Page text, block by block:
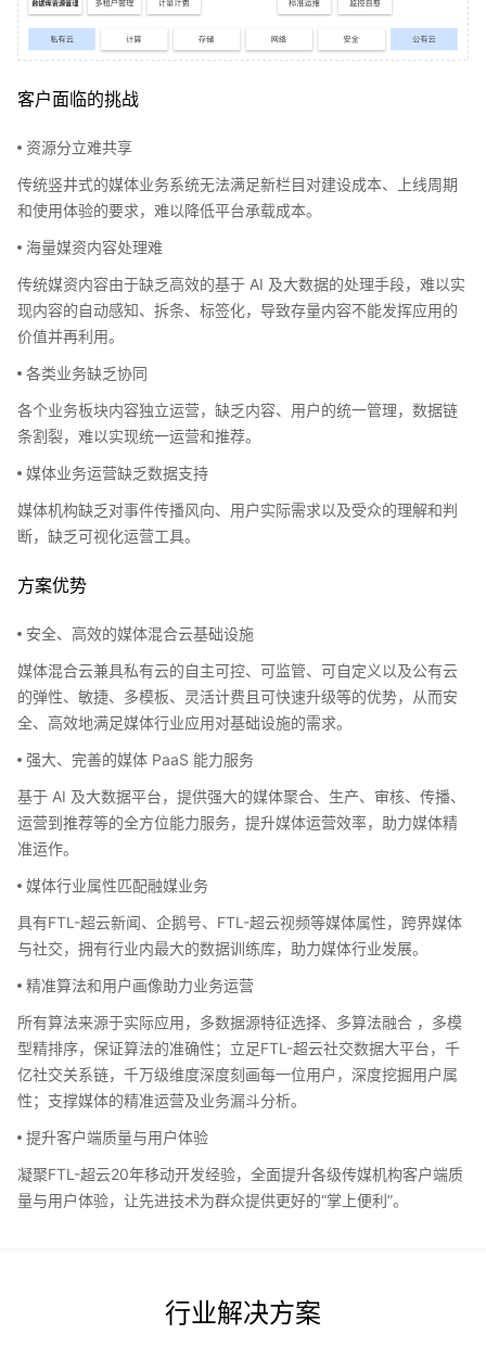
客户面临的挑战
资源分立难共享
传统竖井式的媒体业务系统无法满足新栏目对建设成本、上线周期
和使用体验的要求，难以降低平台承载成本。
海量媒资内容处理难
传统媒资内容由于缺乏高效的基于 AI 及大数据的处理手段，难以实
现内容的自动感知、拆条、标签化，导致存量内容不能发挥应用的
价值并再利用。
各类业务缺乏协同
各个业务板块内容独立运营，缺乏内容、用户的统一管理，数据链
条割裂，难以实现统一运营和推荐。
媒体业务运营缺乏数据支持
媒体机构缺乏对事件传播风向、用户实际需求以及受众的理解和判
断，缺乏可视化运营工具。
方案优势
安全、高效的媒体混合云基础设施
媒体混合云兼具私有云的自主可控、可监管、可自定义以及公有云
的弹性、敏捷、多模板、灵活计费且可快速升级等的优势，从而安
全、高效地满足媒体行业应用对基础设施的需求。
强大、完善的媒体 PaaS 能力服务
基于 AI 及大数据平台，提供强大的媒体聚合、生产、审核、传播、
运营到推荐等的全方位能力服务，提升媒体运营效率，助力媒体精
准运作。
媒体行业属性匹配融媒业务
具有FTL-超云新闻、企鹅号、FTL-超云视频等媒体属性，跨界媒体
与社交，拥有行业内最大的数据训练库，助力媒体行业发展。
精准算法和用户画像助力业务运营
所有算法来源于实际应用，多数据源特征选择、多算法融合 ，多模
型精排序，保证算法的准确性；立足FTL-超云社交数据大平台，千
亿社交关系链，千万级维度深度刻画每一位用户，深度挖掘用户属
性；支撑媒体的精准运营及业务漏斗分析。
提升客户端质量与用户体验
凝聚FTL-超云20年移动开发经验，全面提升各级传媒机构客户端质
量与用户体验，让先进技术为群众提供更好的“掌上便利”。
行业解决方案